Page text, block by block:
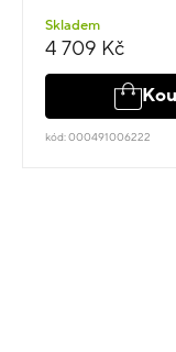
Skladem
4 709 Kč
kód: 000491006222